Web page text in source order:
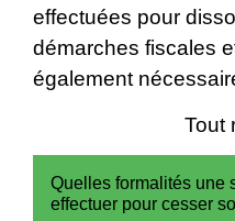
effectuées pour
démarches fiscales
également
Tout
Quelles formalités une
effectuer pour cesser